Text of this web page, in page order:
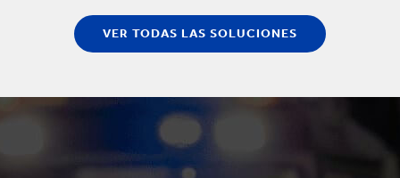
VER TODAS LAS SOLUCIONES